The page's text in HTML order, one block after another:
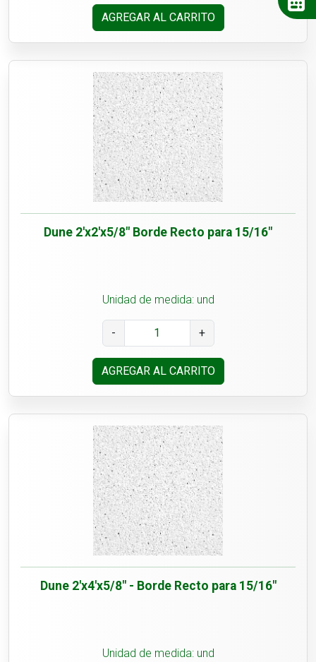
AGREGAR AL CARRITO
Dune 2'x2'x5/8" Borde Recto para 15/16"
Unidad de medida: und
- +
AGREGAR AL CARRITO
Dune 2'x4'x5/8" - Borde Recto para 15/16"
Unidad de medida: und